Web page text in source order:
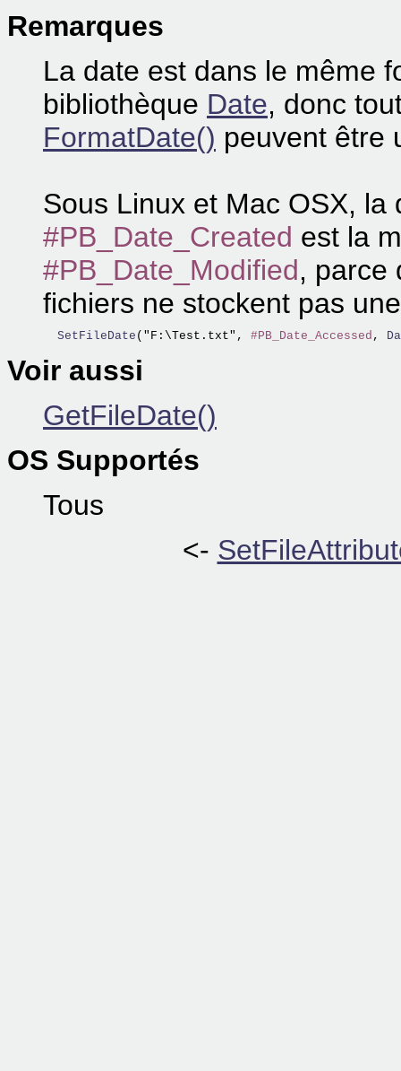
Remarques
La date est dans le même
bibliothèque Date, donc
FormatDate() peuvent être
Sous Linux et Mac OSX, la
#PB_Date_Created est la
#PB_Date_Modified, parce
fichiers ne stockent pas
  SetFileDate
("F:\Test.txt", #PB_Date_Accessed ,
Voir aussi
GetFileDate()
OS Supportés
Tous
<-